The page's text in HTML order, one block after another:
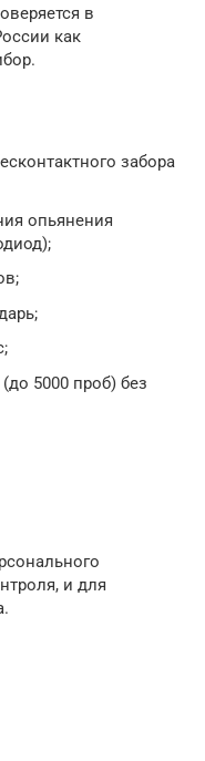
в
как
забора
опьянения
5000 проб) без
и для